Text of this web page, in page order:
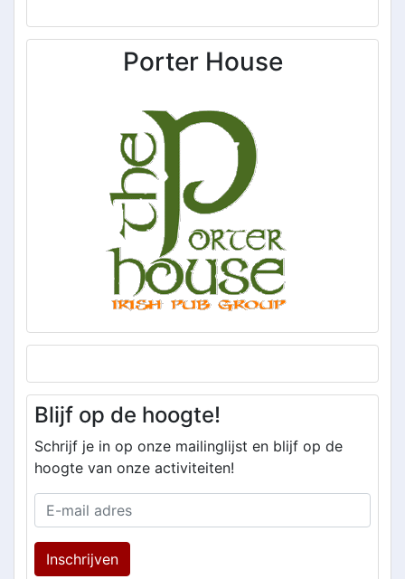
Porter House
Blijf op de hoogte!
Schrijf je in op onze mailinglijst en blijf op de
hoogte van onze activiteiten!
Inschrijven